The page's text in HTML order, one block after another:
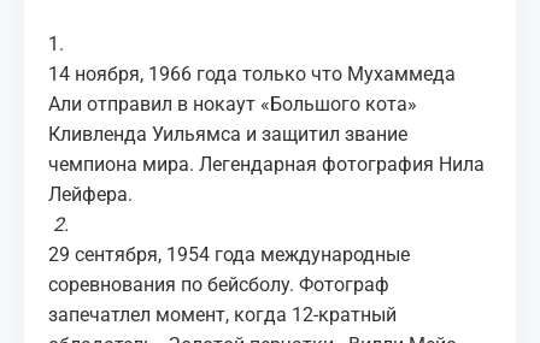
1.
14 ноября, 1966 года только что Мухаммеда
Али отправил в нокаут «Большого кота»
Кливленда Уильямса и защитил звание
чемпиона мира. Легендарная фотография Нила
Лейфера.
2.
29 сентября, 1954 года международные
соревнования по бейсболу. Фотограф
запечатлел момент, когда 12-кратный